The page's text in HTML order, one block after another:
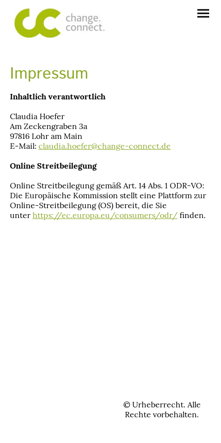
Impressum
Inhaltlich verantwortlich
Claudia Hoefer
Am Zeckengraben 3a
97816 Lohr am Main
E-Mail: claudia.hoefer@change-connect.de
Online Streitbeilegung
Online Streitbeilegung gemäß Art. 14 Abs. 1 ODR-VO:
Die Europäische Kommission stellt eine Plattform zur
Online-Streitbeilegung (OS) bereit, die Sie
unter https://ec.europa.eu/consumers/odr/ finden.
© Urheberrecht. Alle
Rechte vorbehalten.